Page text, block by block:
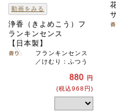
動画をみる
浄香（きよめこう）フ
ランキンセンス
【日本製】
フランキンセンス
／けむり：ふつう
880 円
(税込968円)